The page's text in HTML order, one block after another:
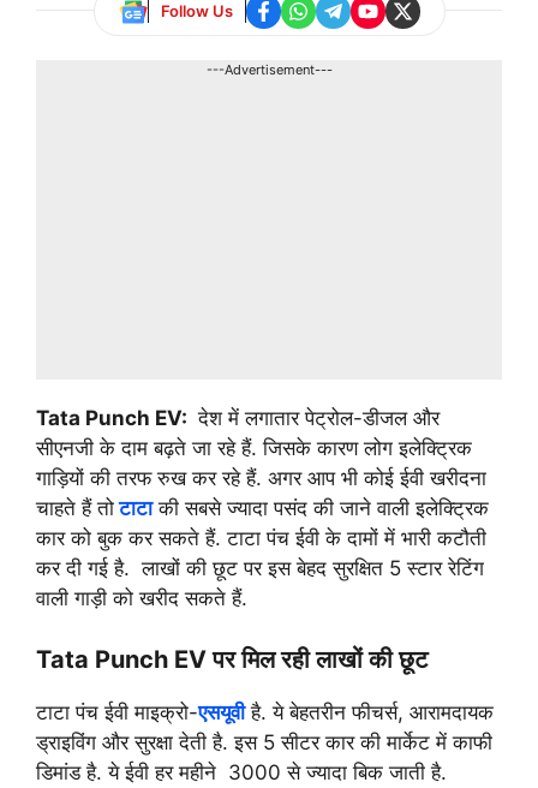
Follow Us
---Advertisement---
Tata Punch EV: देश में लगातार पेट्रोल-डीजल और
सीएनजी के दाम बढ़ते जा रहे हैं. जिसके कारण लोग इलेक्ट्रिक
गाड़ियों की तरफ रुख कर रहे हैं. अगर आप भी कोई ईवी खरीदना
चाहते हैं तोटाटा की सबसे ज्यादा पसंद की जाने वाली इलेक्ट्रिक
कार को बुक कर सकते हैं. टाटा पंच ईवी के दामों में भारी कटौती
कर दी गई है. लाखों की छूट पर इस बेहद सुरक्षित 5 स्टार रेटिंग
वाली गाड़ी को खरीद सकते हैं.
Tata Punch EV पर मिल रही लाखों की छूट
टाटा पंच ईवी माइक्रो-एसयूवीहै. ये बेहतरीन फीचर्स, आरामदायक
ड्राइविंग और सुरक्षा देती है. इस 5 सीटर कार की मार्केट में काफी
डिमांड है. ये ईवी हर महीने 3000 से ज्यादा बिक जाती है.